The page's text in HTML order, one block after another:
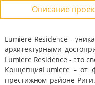
Описание
Lumiere Residence -
архитектурными
Lumiere Residence - это
КонцепцияLumiere – от
престижном районе